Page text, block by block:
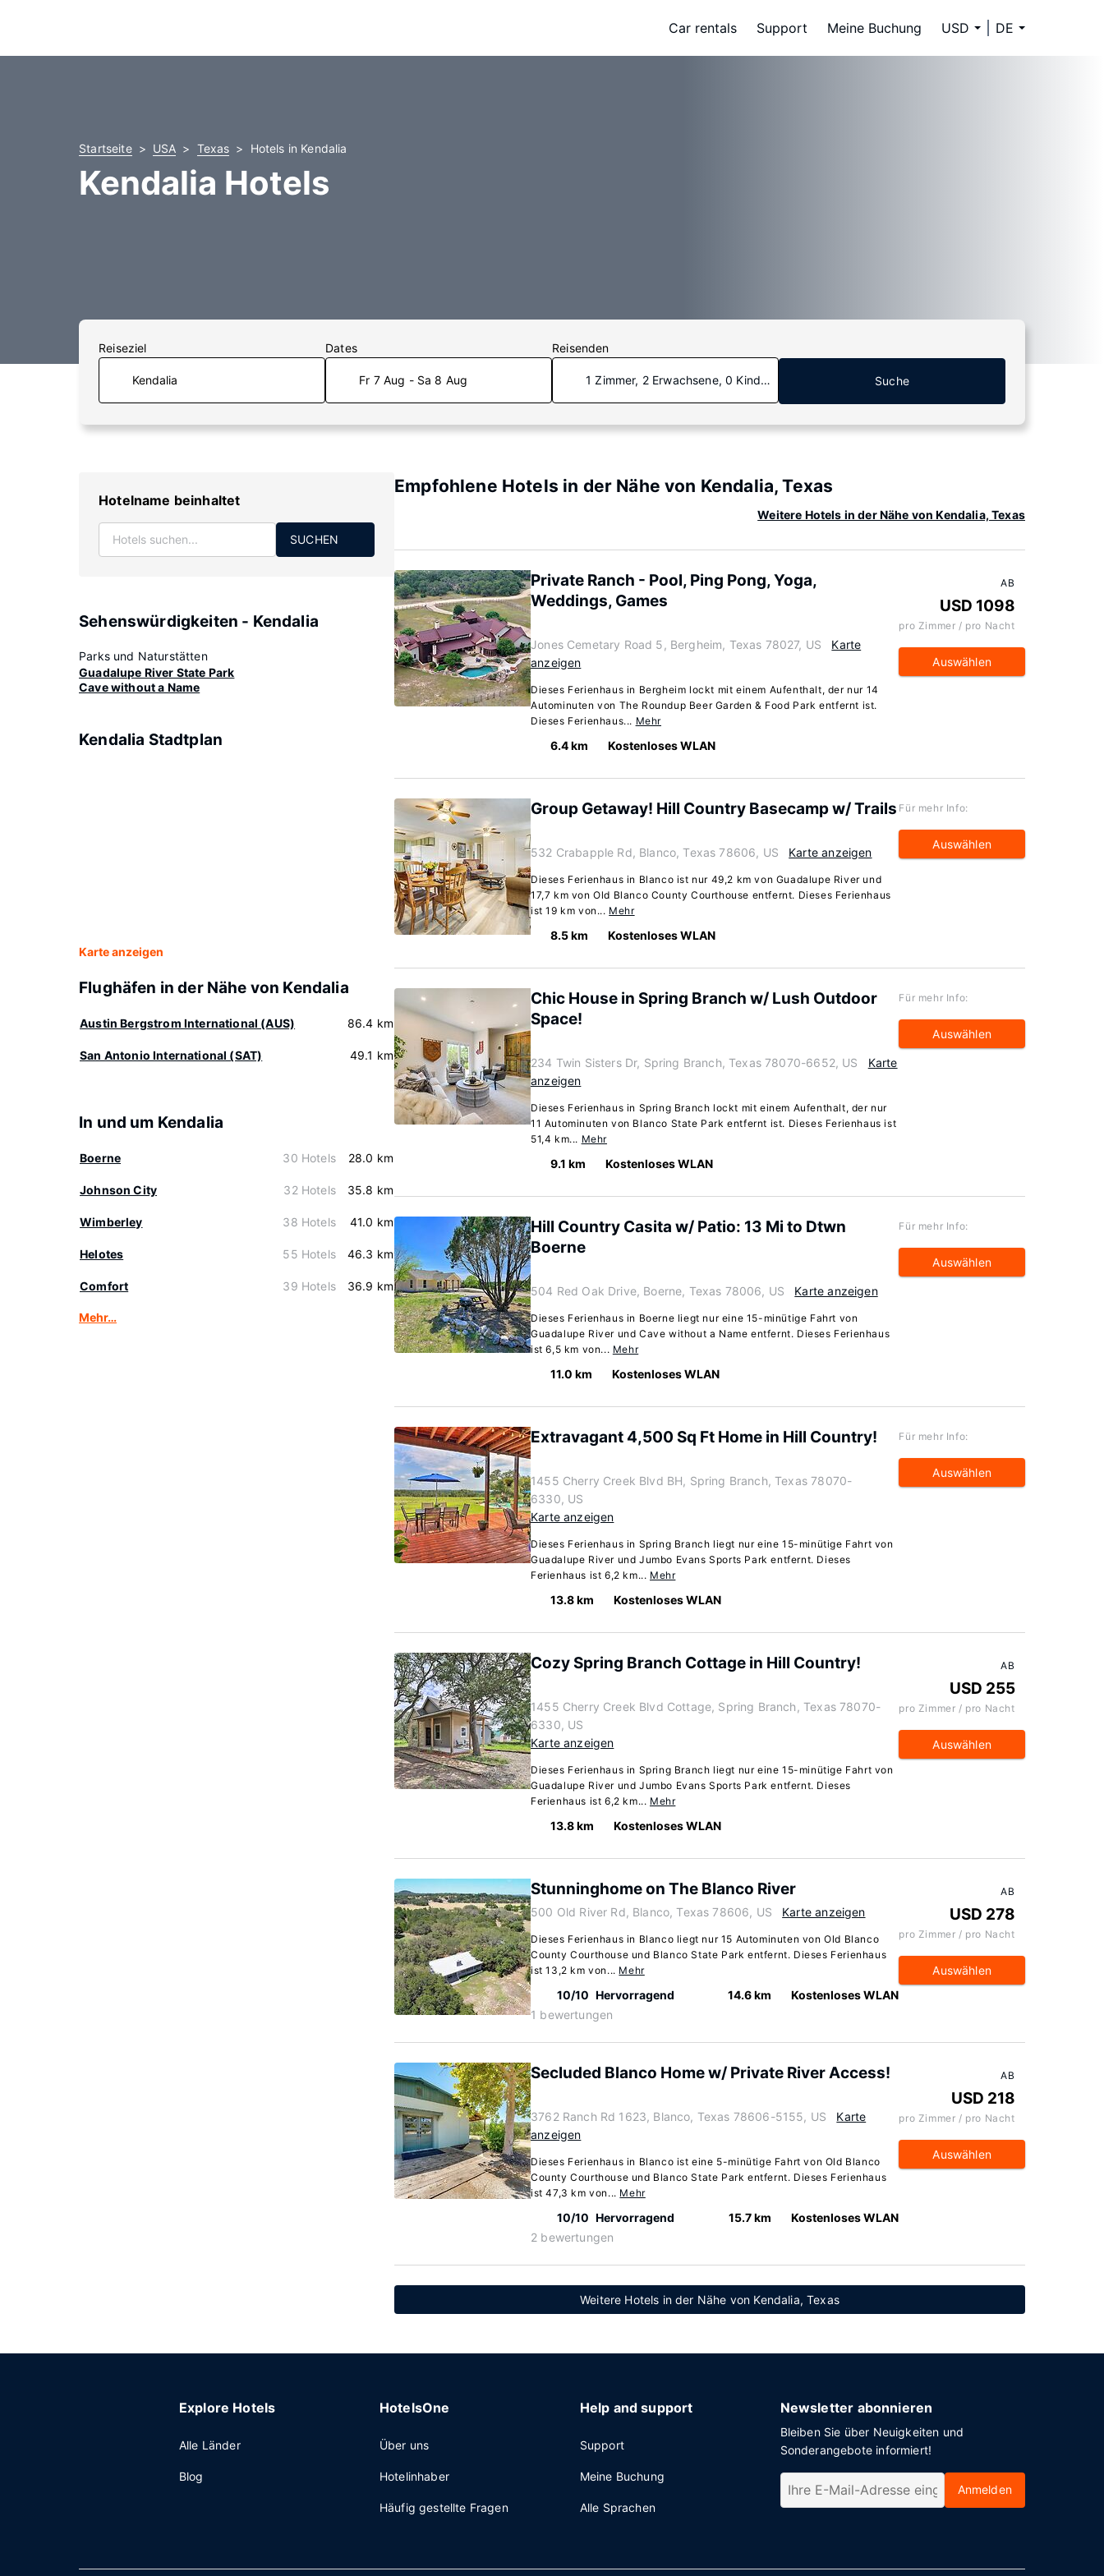
Car rentals Support Meine Buchung USD DE
Startseite USA Texas Hotels in Kendalia
Kendalia Hotels
Reiseziel Dates
Fr 7 Aug - Sa 8 Aug
Reisenden
1 Zimmer, 2 Erwachsene, 0 Kinder Suche
Hotelname beinhaltet
SUCHEN
Sehenswürdigkeiten - Kendalia
Parks und Naturstätten
Guadalupe River State Park
Cave without a Name
Kendalia Stadtplan
Karte anzeigen
Flughäfen in der Nähe von Kendalia
Austin Bergstrom International (AUS) 86.4 km
San Antonio International (SAT) 49.1 km
In und um Kendalia
Boerne 30 Hotels 28.0 km
Johnson City 32 Hotels 35.8 km
Wimberley 38 Hotels 41.0 km
Helotes 55 Hotels 46.3 km
Comfort 39 Hotels 36.9 km
Mehr…
Empfohlene Hotels in der Nähe von Kendalia, Texas
Weitere Hotels in der Nähe von Kendalia, Texas
Private Ranch - Pool, Ping Pong, Yoga,
Weddings, Games
Jones Cemetary Road 5, Bergheim, Texas 78027, US
Karte
anzeigen
Dieses Ferienhaus in Bergheim lockt mit einem Aufenthalt, der nur 14
Autominuten von The Roundup Beer Garden & Food Park entfernt ist.
Dieses Ferienhaus... Mehr
6.4 km Kostenloses WLAN
AB
USD 1098
pro Zimmer / pro Nacht
Auswählen
Group Getaway! Hill Country Basecamp w/ Trails
532 Crabapple Rd, Blanco, Texas 78606, US Karte anzeigen
Dieses Ferienhaus in Blanco ist nur 49,2 km von Guadalupe River und
17,7 km von Old Blanco County Courthouse entfernt. Dieses Ferienhaus
ist 19 km von... Mehr
8.5 km Kostenloses WLAN
Für mehr Info:
Auswählen
Chic House in Spring Branch w/ Lush Outdoor
Space!
234 Twin Sisters Dr, Spring Branch, Texas 78070-6652, US
Karte
anzeigen
Dieses Ferienhaus in Spring Branch lockt mit einem Aufenthalt, der nur
11 Autominuten von Blanco State Park entfernt ist. Dieses Ferienhaus ist
51,4 km... Mehr
9.1 km Kostenloses WLAN
Für mehr Info:
Auswählen
Hill Country Casita w/ Patio: 13 Mi to Dtwn
Boerne
504 Red Oak Drive, Boerne, Texas 78006, US Karte anzeigen
Dieses Ferienhaus in Boerne liegt nur eine 15-minütige Fahrt von
Guadalupe River und Cave without a Name entfernt. Dieses Ferienhaus
ist 6,5 km von... Mehr
11.0 km Kostenloses WLAN
Für mehr Info:
Auswählen
Extravagant 4,500 Sq Ft Home in Hill Country!
1455 Cherry Creek Blvd BH, Spring Branch, Texas 78070-
6330, US
Karte anzeigen
Dieses Ferienhaus in Spring Branch liegt nur eine 15-minütige Fahrt von
Guadalupe River und Jumbo Evans Sports Park entfernt. Dieses
Ferienhaus ist 6,2 km... Mehr
13.8 km Kostenloses WLAN
Für mehr Info:
Auswählen
Cozy Spring Branch Cottage in Hill Country!
1455 Cherry Creek Blvd Cottage, Spring Branch, Texas 78070-
6330, US
Karte anzeigen
Dieses Ferienhaus in Spring Branch liegt nur eine 15-minütige Fahrt von
Guadalupe River und Jumbo Evans Sports Park entfernt. Dieses
Ferienhaus ist 6,2 km... Mehr
13.8 km Kostenloses WLAN
AB
USD 255
pro Zimmer / pro Nacht
Auswählen
Stunninghome on The Blanco River
500 Old River Rd, Blanco, Texas 78606, US Karte anzeigen
Dieses Ferienhaus in Blanco liegt nur 15 Autominuten von Old Blanco
County Courthouse und Blanco State Park entfernt. Dieses Ferienhaus
ist 13,2 km von... Mehr
10/10 Hervorragend
1 bewertungen
14.6 km Kostenloses WLAN
AB
USD 278
pro Zimmer / pro Nacht
Auswählen
Secluded Blanco Home w/ Private River Access!
3762 Ranch Rd 1623, Blanco, Texas 78606-5155, US
Karte
anzeigen
Dieses Ferienhaus in Blanco ist eine 5-minütige Fahrt von Old Blanco
County Courthouse und Blanco State Park entfernt. Dieses Ferienhaus
ist 47,3 km von... Mehr
10/10 Hervorragend
2 bewertungen
15.7 km Kostenloses WLAN
AB
USD 218
pro Zimmer / pro Nacht
Auswählen
Weitere Hotels in der Nähe von Kendalia, Texas
Explore Hotels
Alle Länder
Blog
HotelsOne
Über uns
Hotelinhaber
Häufig gestellte Fragen
Help and support
Support
Meine Buchung
Alle Sprachen
Newsletter abonnieren
Bleiben Sie über Neuigkeiten und
Sonderangebote informiert!
Anmelden